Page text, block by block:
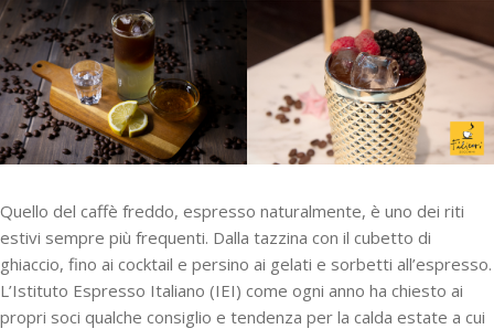
Quello del caffè freddo, espresso naturalmente, è uno dei riti
estivi sempre più frequenti. Dalla tazzina con il cubetto di
ghiaccio, fino ai cocktail e persino ai gelati e sorbetti all’espresso.
L’Istituto Espresso Italiano (IEI) come ogni anno ha chiesto ai
propri soci qualche consiglio e tendenza per la calda estate a cui